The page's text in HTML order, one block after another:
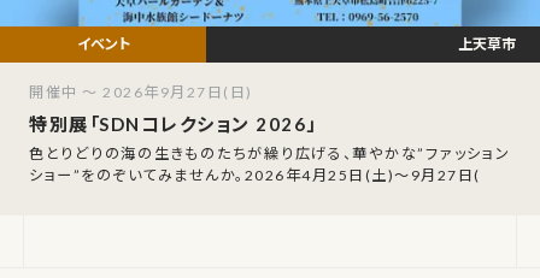
特別展「SDNコレクション 2026」
色とりどりの海の生きものたちが繰り広げる、華やかな”ファッション
ショー”をのぞいてみませんか。2026年4月25日(土)〜9月27日(
上天草市
開催中 ～ 2026年9月27日(日)